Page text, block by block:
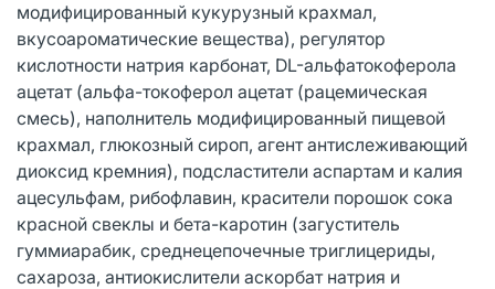
модифицированный кукурузный крахмал,
вкусоароматические вещества), регулятор
кислотности натрия карбонат, DL-альфатокоферола
ацетат (альфа-токоферол ацетат (рацемическая
смесь), наполнитель модифицированный пищевой
крахмал, глюкозный сироп, агент антислеживающий
диоксид кремния), подсластители аспартам и калия
ацесульфам, рибофлавин, красители порошок сока
красной свеклы и бета-каротин (загуститель
гуммиарабик, среднецепочечные триглицериды,
сахароза, антиокислители аскорбат натрия и